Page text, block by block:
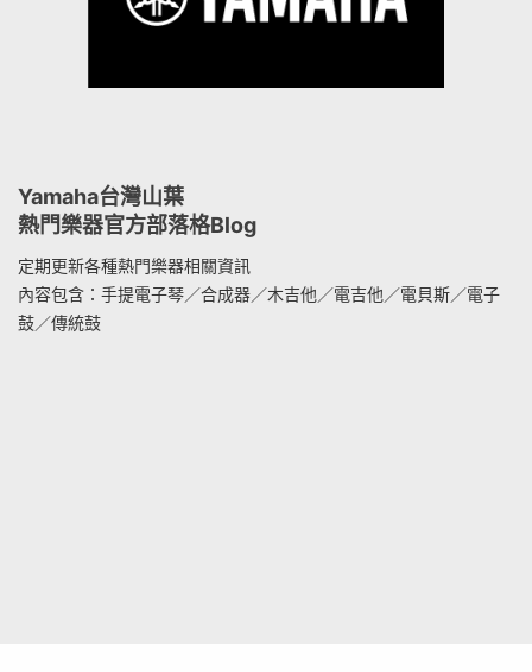
Yamaha台灣山葉
熱門樂器官方部落格Blog
定期更新各種熱門樂器相關資訊
內容包含：手提電子琴／合成器／木吉他／電吉他／電貝斯／電子
鼓／傳統鼓